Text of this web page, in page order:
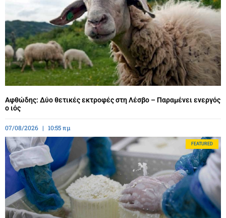
Αφθώδης: Δύο θετικές εκτροφές στη Λέσβο – Παραμένει ενεργός
ο ιός
07/08/2026 10:55 πμ
FEATURED